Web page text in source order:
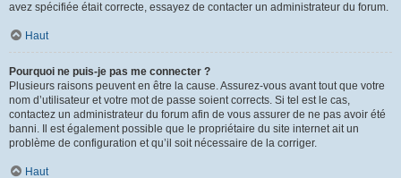
avez spécifiée était correcte, essayez de contacter un administrateur du forum.
Haut
Pourquoi ne puis-je pas me connecter ?
Plusieurs raisons peuvent en être la cause. Assurez-vous avant tout que votre
nom d’utilisateur et votre mot de passe soient corrects. Si tel est le cas,
contactez un administrateur du forum afin de vous assurer de ne pas avoir été
banni. Il est également possible que le propriétaire du site internet ait un
problème de configuration et qu’il soit nécessaire de la corriger.
Haut